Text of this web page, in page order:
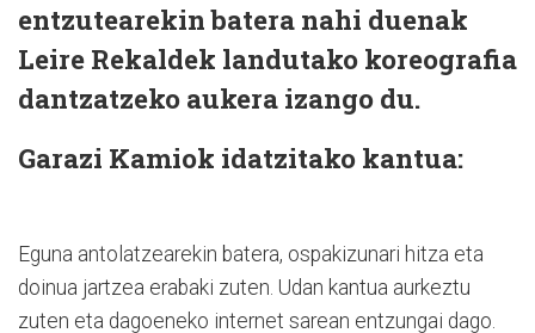
entzutearekin batera nahi duenak
Leire Rekaldek landutako koreografia
dantzatzeko aukera izango du.
Garazi Kamiok idatzitako kantua:
Eguna antolatzearekin batera, ospakizunari hitza eta
doinua jartzea erabaki zuten. Udan kantua aurkeztu
zuten eta dagoeneko internet sarean entzungai dago.